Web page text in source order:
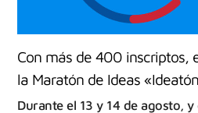
Con más de 400 inscriptos,
la Maratón de Ideas
Durante el 13 y 14 de agosto,